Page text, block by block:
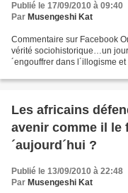
Publié le 17/09/2010 à 09:40
Par Musengeshi Kat
Commentaire sur Facebook
vérité sociohistorique…un
´engouffrer dans l´illogisme
Les africains
avenir comme il le
´aujourd´hui ?
Publié le 13/09/2010 à 22:48
Par Musengeshi Kat